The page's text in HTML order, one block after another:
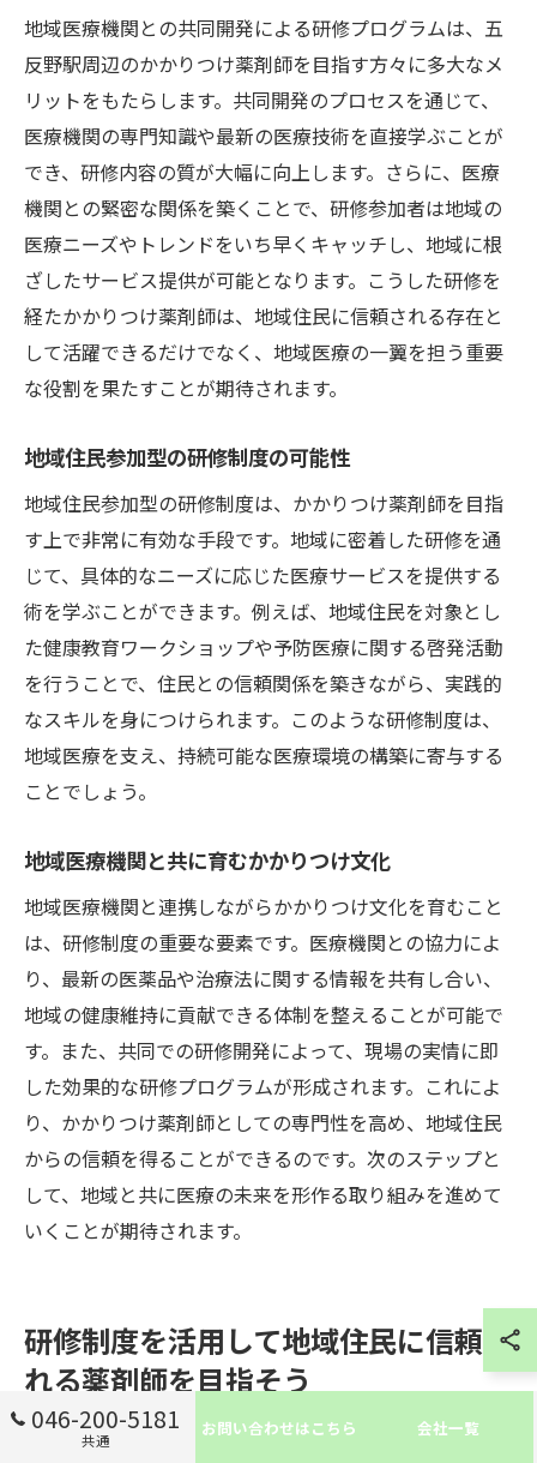
地域医療機関との共同開発による研修プログラムは、五
反野駅周辺のかかりつけ薬剤師を目指す方々に多大なメ
リットをもたらします。共同開発のプロセスを通じて、
医療機関の専門知識や最新の医療技術を直接学ぶことが
でき、研修内容の質が大幅に向上します。さらに、医療
機関との緊密な関係を築くことで、研修参加者は地域の
医療ニーズやトレンドをいち早くキャッチし、地域に根
ざしたサービス提供が可能となります。こうした研修を
経たかかりつけ薬剤師は、地域住民に信頼される存在と
して活躍できるだけでなく、地域医療の一翼を担う重要
な役割を果たすことが期待されます。
地域住民参加型の研修制度の可能性
地域住民参加型の研修制度は、かかりつけ薬剤師を目指
す上で非常に有効な手段です。地域に密着した研修を通
じて、具体的なニーズに応じた医療サービスを提供する
術を学ぶことができます。例えば、地域住民を対象とし
た健康教育ワークショップや予防医療に関する啓発活動
を行うことで、住民との信頼関係を築きながら、実践的
なスキルを身につけられます。このような研修制度は、
地域医療を支え、持続可能な医療環境の構築に寄与する
ことでしょう。
地域医療機関と共に育むかかりつけ文化
地域医療機関と連携しながらかかりつけ文化を育むこと
は、研修制度の重要な要素です。医療機関との協力によ
り、最新の医薬品や治療法に関する情報を共有し合い、
地域の健康維持に貢献できる体制を整えることが可能で
す。また、共同での研修開発によって、現場の実情に即
した効果的な研修プログラムが形成されます。これによ
り、かかりつけ薬剤師としての専門性を高め、地域住民
からの信頼を得ることができるのです。次のステップと
して、地域と共に医療の未来を形作る取り組みを進めて
いくことが期待されます。
研修制度を活用して地域住民に信頼さ
れる薬剤師を目指そう
046-200-5181
共通
お問い合わせはこちら 会社一覧